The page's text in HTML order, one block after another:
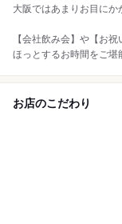
大阪ではあまりお目にか
【会社飲み会】や【お
ほっとするお時間をご堪
お店のこだわり